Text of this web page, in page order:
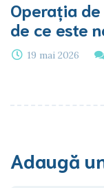
Operația
de ce este
19 mai 2026
Adaugă